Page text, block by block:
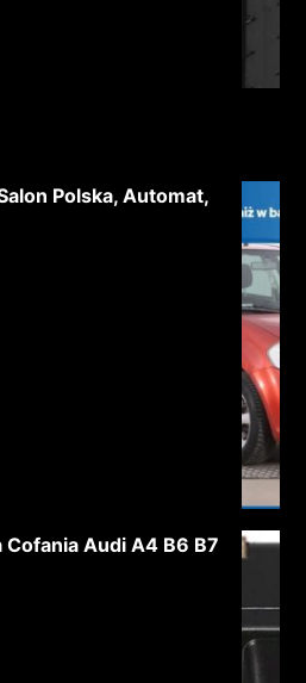
Polska, Automat,
Audi A4 B6 B7